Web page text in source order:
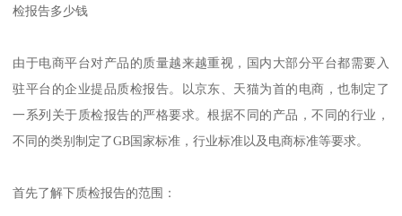
检报告多少钱
由于电商平台对产品的质量越来越重视，国内大部分平台都需要入
驻平台的企业提品质检报告。以京东、天猫为首的电商，也制定了
一系列关于质检报告的严格要求。根据不同的产品，不同的行业，
不同的类别制定了GB国家标准，行业标准以及电商标准等要求。
首先了解下质检报告的范围：